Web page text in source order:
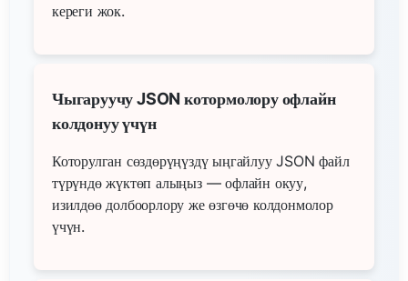
кереги жок.
Чыгаруучу JSON котормолору офлайн
колдонуу үчүн
Которулган сөздөрүңүздү ыңгайлуу JSON файл
түрүндө жүктөп алыңыз — офлайн окуу,
изилдөө долбоорлору же өзгөчө колдонмолор
үчүн.